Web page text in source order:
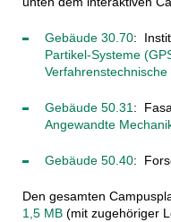
Gebäude 30.70:
Partikel-Systeme
Gebäude 50.31:
Angewandte
Gebäude 50.40:
Den gesamten
1,5 MB(mit zugehöriger